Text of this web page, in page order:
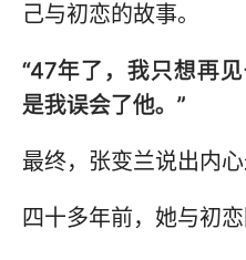
己与初恋的故事。
“47年了，我只想再
是我误会了他。”
最终，张变兰说出内心
四十多年前，她与初